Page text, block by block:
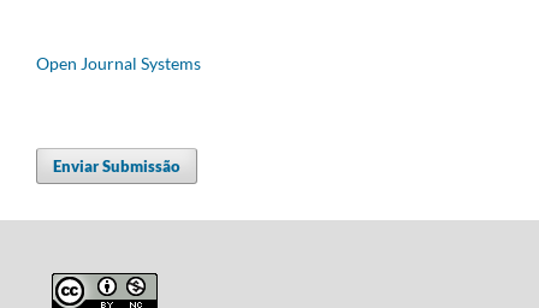
Open Journal Systems
Enviar Submissão